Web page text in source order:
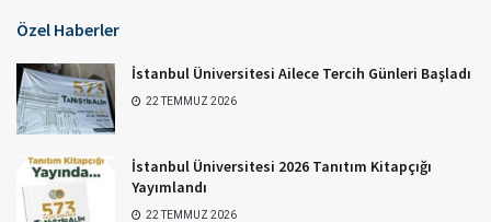
Özel Haberler
İstanbul Üniversitesi Ailece Tercih Günleri Başladı
22 TEMMUZ 2026
İstanbul Üniversitesi 2026 Tanıtım Kitapçığı
Yayımlandı
22 TEMMUZ 2026